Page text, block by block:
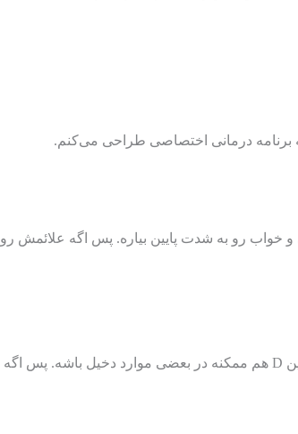
برنامه درمانی اختصاصی طراحی می‌کنم.
خواب رو به شدت پایین بیاره. پس اگه علائمش رو
اینجا باید بگم که معمولاً مشکل ویتامین نیست، بلکه کمبود آهنه که می‌تونه باعث این مشکل بشه. البته کمبود ویتامین D هم ممکنه در بعضی موارد دخیل باشه. پس اگه